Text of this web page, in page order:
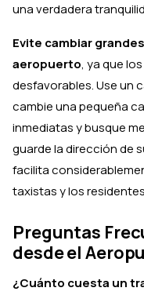
una verdadera
Evite cambiar
aeropuerto, ya que
desfavorables. Use un
cambie una pequeña
inmediatas y busque
guarde la dirección de
facilita
taxistas y los
Preguntas
desde el
¿Cuánto cuesta un